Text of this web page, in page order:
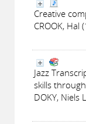
Creative
CROOK, Hal
Jazz
skills
DOKY, Niels